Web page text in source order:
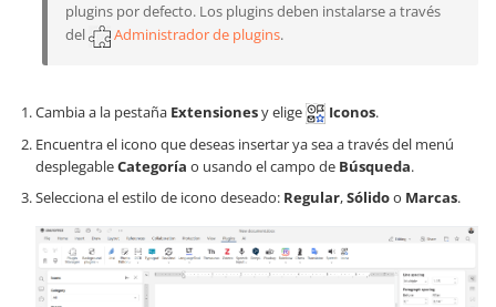
plugins por defecto. Los plugins deben instalarse a través
del
Administrador de plugins.
Cambia a la pestaña Extensionesy elige Iconos.
Encuentra el icono que deseas insertar ya sea a través del menú
desplegableCategoría o usando el campo de Búsqueda.
Selecciona el estilo de icono deseado: Regular,Sólidoo Marcas.